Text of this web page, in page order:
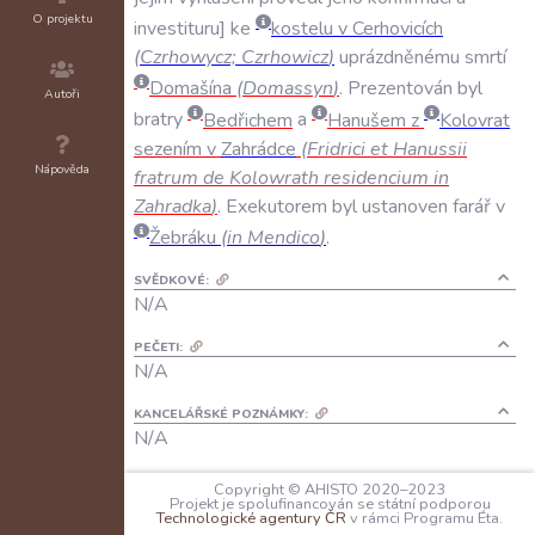
O projektu
Autoři
Nápověda
investituru ke kostelu vCerhovicích
(Czrhowycz; Czrhowicz) uprázdněnému smrtí
Domašína (Domassyn). Prezentován byl
bratry
Bedřichem a Hanušem z
Kolovrat
sezením vZahrádce (Fridriciet Hanussii
fratrum de Kolowrath residencium in
Zahradka). Exekutorem bylustanoven farářv
Žebráku (in Mendico).
SVĚDKOVÉ:
N/A
PEČETI:
N/A
KANCELÁŘSKÉ POZNÁMKY:
N/A
latina
Copyright © AHISTO 2020–2023
Projekt je spolufinancován se státní podporou
Technologické agentury ČR v rámci Programu Éta.